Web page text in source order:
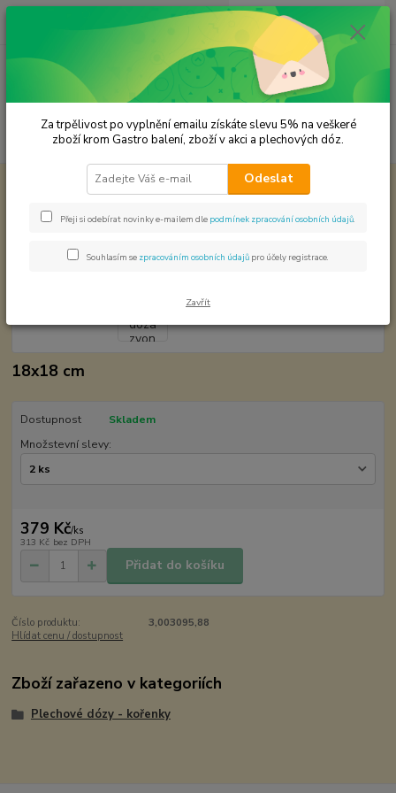
Menu
Hledat
ks
za 0,00 Kč
Plechové dózy - kořenky Plechová dóza zvon velký
Plechová dóza zvon velký
18x18 cm
Dostupnost
Skladem
Množstevní slevy:
379 Kč/ks
313 Kč bez DPH
Přidat do košíku
Číslo produktu:
3,003095,88
Hlídat cenu / dostupnost
Zboží zařazeno v kategoriích
Plechové dózy - kořenky
Za trpělivost po vyplnění emailu získáte slevu 5% na veškeré
zboží krom Gastro balení, zboží v akci a plechových dóz.
Odeslat
Přeji si odebírat novinky e-mailem dle podmínek zpracování osobních údajů
Souhlasím se zpracováním osobních údajů pro účely registrace.
Zavřít